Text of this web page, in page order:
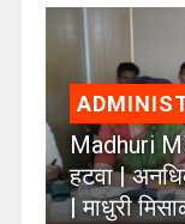
Madhuri
हटवा |
| माधुरी